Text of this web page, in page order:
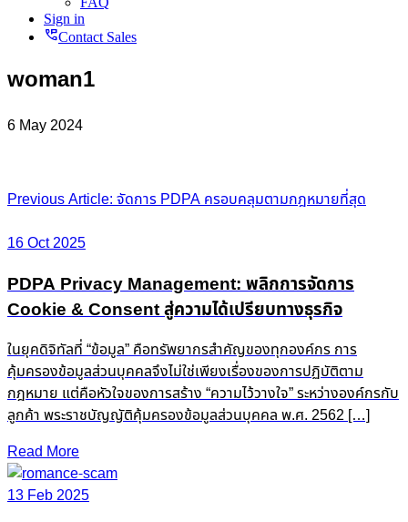
Sign in
perm_phone_msgContact Sales
woman1
6 May 2024
Post
navigation
Previous Article: จัดการ PDPA ครอบคลุมตามกฎหมายที่สุด
16 Oct 2025
PDPA Privacy Management: พลิกการจัดการ
Cookie & Consent สู่ความได้เปรียบทางธุรกิจ
ในยุคดิจิทัลที่ “ข้อมูล” คือทรัพยากรสำคัญของทุกองค์กร การ
คุ้มครองข้อมูลส่วนบุคคลจึงไม่ใช่เพียงเรื่องของการปฏิบัติตาม
กฎหมาย แต่คือหัวใจของการสร้าง “ความไว้วางใจ” ระหว่างองค์กรกับ
ลูกค้า พระราชบัญญัติคุ้มครองข้อมูลส่วนบุคคล พ.ศ. 2562 […]
Read More
13 Feb 2025